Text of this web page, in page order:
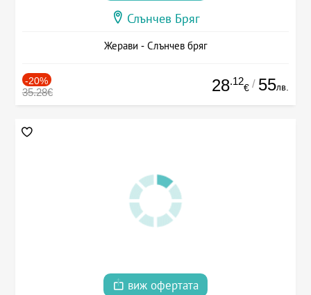
Слънчев Бряг
Жерави - Слънчев бряг
-20%
35.28€ 28.12
€ / 55лв.
виж офертата